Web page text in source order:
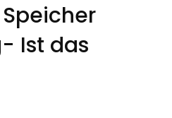
Ist das